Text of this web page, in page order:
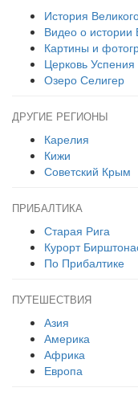
История
Видео о истории
Картины и
Церковь
Озеро Селигер
ДРУГИЕ РЕГИОНЫ
Карелия
Кижи
Советский Крым
ПРИБАЛТИКА
Старая Рига
Курорт
По Прибалтике
ПУТЕШЕСТВИЯ
Азия
Америка
Африка
Европа